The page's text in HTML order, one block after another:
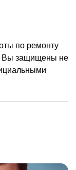
по ремонту
Вы защищены не